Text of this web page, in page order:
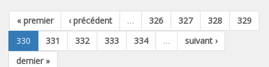
« premier ‹ précédent … 326 327 328
329
330
331 332 333 334 …
suivant ›
dernier »